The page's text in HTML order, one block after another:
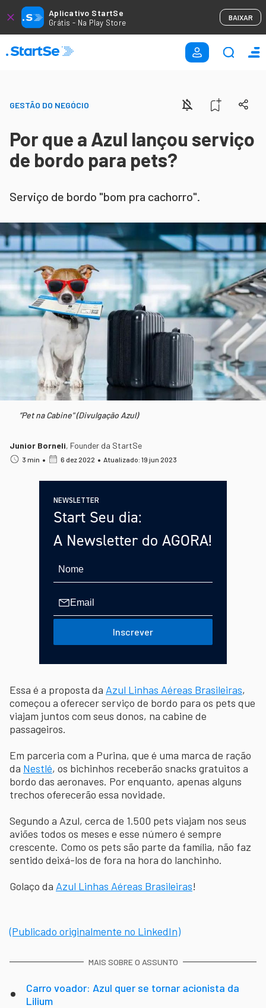
Aplicativo StartSe
Grátis - Na Play Store
BAIXAR
GESTÃO DO NEGÓCIO
Por que a Azul lançou serviço
de bordo para pets?
Serviço de bordo "bom pra cachorro".
“Pet na Cabine" (Divulgação Azul)
Junior Borneli, Founder da StartSe
3 min • 6 dez 2022 • Atualizado: 19 jun 2023
NEWSLETTER
Start Seu dia:
A Newsletter do AGORA!
Inscrever
Essa é a proposta da Azul Linhas Aéreas Brasileiras,
começou a oferecer serviço de bordo para os pets que
viajam juntos com seus donos, na cabine de
passageiros.
Em parceria com a Purina, que é uma marca de ração
da Nestlé, os bichinhos receberão snacks gratuitos a
bordo das aeronaves. Por enquanto, apenas alguns
trechos oferecerão essa novidade.
Segundo a Azul, cerca de 1.500 pets viajam nos seus
aviões todos os meses e esse número é sempre
crescente. Como os pets são parte da família, não faz
sentido deixá-los de fora na hora do lanchinho.
Golaço da Azul Linhas Aéreas Brasileiras!
(Publicado originalmente no LinkedIn)
MAIS SOBRE O ASSUNTO
Carro voador: Azul quer se tornar acionista da
Lilium